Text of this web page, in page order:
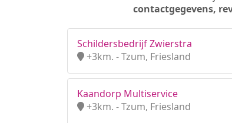
contactgegevens,
Schildersbedrijf Zwierstra
+3km. - Tzum, Friesland
Kaandorp Multiservice
+3km. - Tzum, Friesland